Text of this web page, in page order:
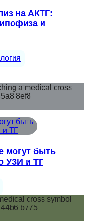
на АКТГ:
и
могут быть
УЗИ и ТГ